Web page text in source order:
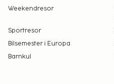
Weekendresor
Sportresor
Bilsemester i Europa
Barnkul